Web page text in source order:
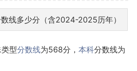
型分数线为568分， 本科分数线为